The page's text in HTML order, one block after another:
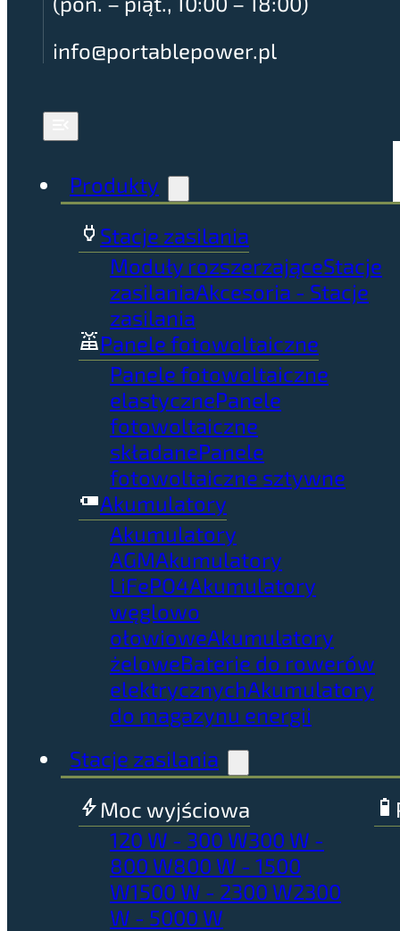
info@portablepower.pl
Produkty
Stacje zasilania
Moduły rozszerzająceStacje
zasilaniaAkcesoria - Stacje
zasilania
Panele fotowoltaiczne
Panele fotowoltaiczne
elastycznePanele
fotowoltaiczne
składanePanele
fotowoltaiczne sztywne
Akumulatory
Akumulatory
AGMAkumulatory
LiFePO4Akumulatory
węglowo
ołowioweAkumulatory
żeloweBaterie do rowerów
elektrycznychAkumulatory
do magazynu energii
Stacje zasilania
Moc wyjściowa
120 W - 300 W300 W -
800 W800 W - 1500
W1500 W - 2300 W2300
W - 5000 W